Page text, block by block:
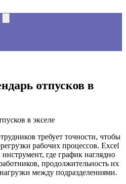
отпусков в
требует точности, чтобы
рабочих процессов. Excel
где график наглядно
продолжительность их
между подразделениями.